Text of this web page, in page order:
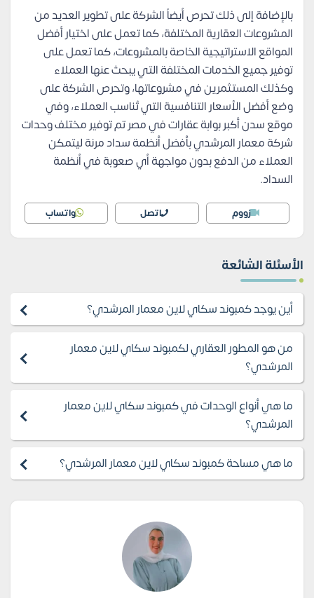
بالإضافة إلى ذلك تحرص أيضاً الشركة على تطوير العديد من
المشروعات العقارية المختلفة، كما تعمل على اختيار أفضل
المواقع الاستراتيجية الخاصة بالمشروعات، كما تعمل على
توفير جميع الخدمات المختلفة التي يبحث عنها العملاء
وكذلك المستثمرين في مشروعاتها، وتحرص الشركة على
وضع أفضل الأسعار التنافسية التي تُناسب العملاء، وفي
موقع سدن أكبر بوابة عقارات في مصر تم توفير مختلف وحدات
شركة معمار المرشدي بأفضل أنظمة سداد مرنة ليتمكن
العملاء من الدفع بدون مواجهة أي صعوبة في أنظمة
السداد.
زووم اتصل واتساب
الأسئلة الشائعة
أين يوجد كمبوند سكاي لاين معمار المرشدي؟
من هو المطور العقاري لكمبوند سكاي لاين معمار
المرشدي؟
ما هي أنواع الوحدات في كمبوند سكاي لاين معمار
المرشدي؟
ما هي مساحة كمبوند سكاي لاين معمار المرشدي؟